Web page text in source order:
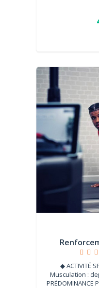
◆ ACTIVITÉ
Musculation :
PRÉDOMINANCE